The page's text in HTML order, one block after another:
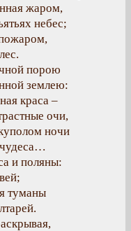
жаром,
небес;
порою
землею:
краса –
очи,
ночи
и поляны:
туманы